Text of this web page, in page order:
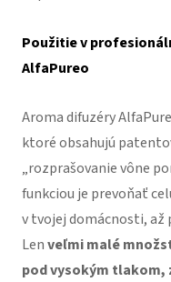
Použitie v
AlfaPureo
Aroma difuzéry
ktoré obsahujú
„rozprašovanie vône
funkciou je prevoňať
v tvojej domácnosti, až
Lenveľmi malé
pod vysokým tlakom,